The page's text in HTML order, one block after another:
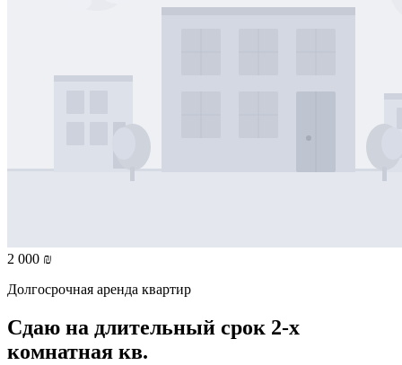
2 000 ₪
Долгосрочная аренда квартир
Сдаю на длительный срок 2-х
комнатная кв.